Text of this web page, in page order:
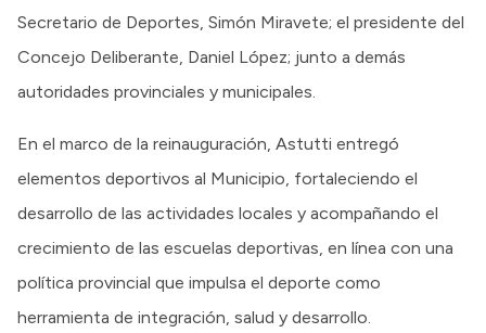
Secretario de Deportes, Simón Miravete; el presidente del
Concejo Deliberante, Daniel López; junto a demás
autoridades provinciales y municipales.
En el marco de la reinauguración, Astutti entregó
elementos deportivos al Municipio, fortaleciendo el
desarrollo de las actividades locales y acompañando el
crecimiento de las escuelas deportivas, en línea con una
política provincial que impulsa el deporte como
herramienta de integración, salud y desarrollo.